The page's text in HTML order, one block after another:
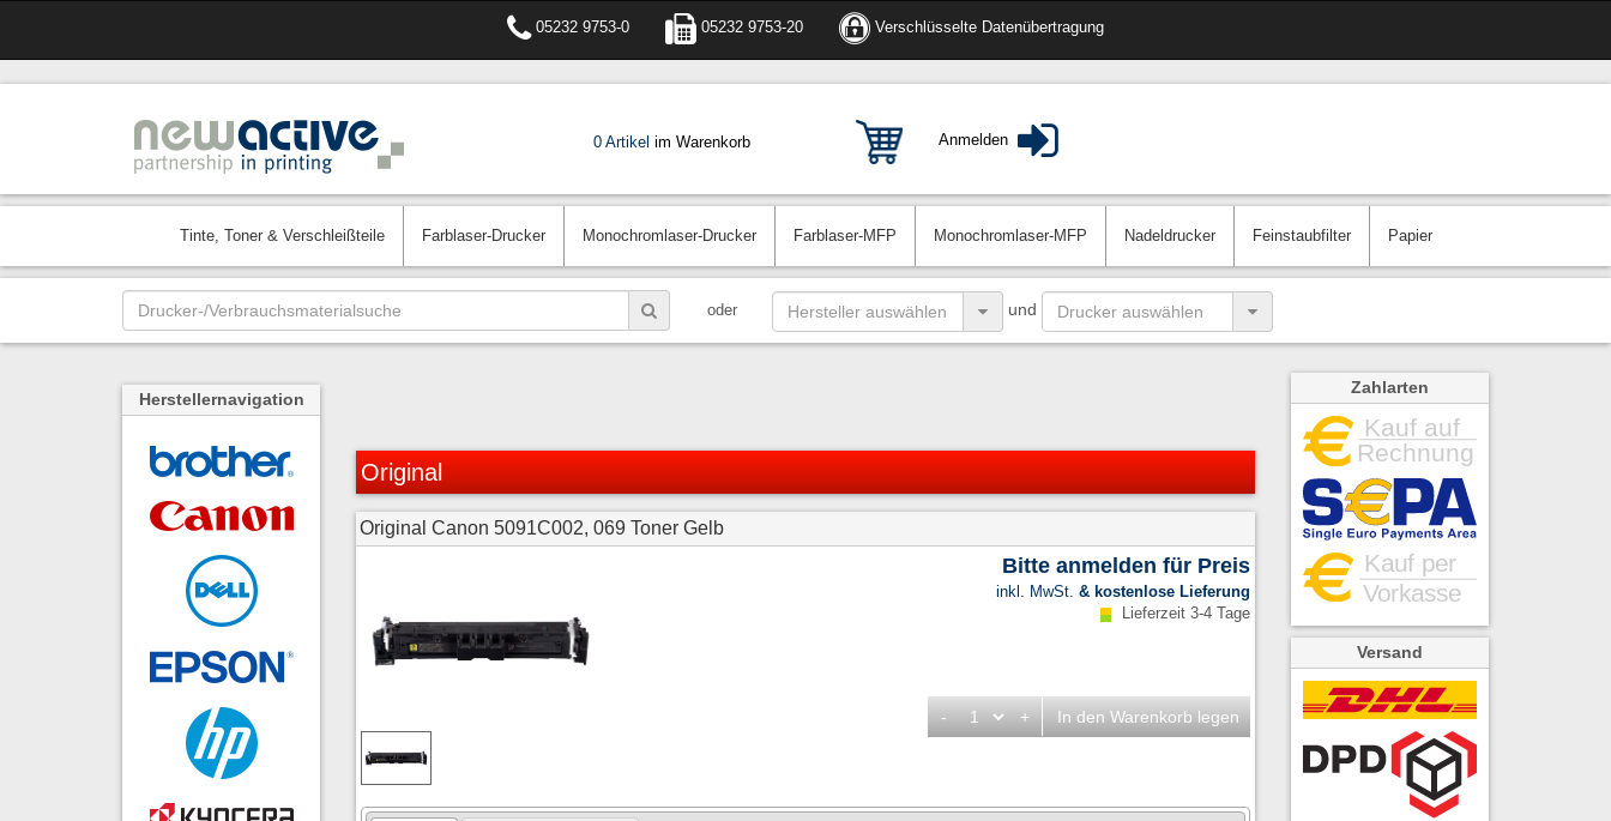
05232 9753-0 05232 9753-20 Verschlüsselte Datenübertragung
0 Artikel im Warenkorb Anmelden
Tinte, Toner & Verschleißteile Farblaser-Drucker Monochromlaser-Drucker Farblaser-MFP Monochromlaser-MFP Nadeldrucker Feinstaubfilter Papier
oder und
Original
Original Canon 5091C002, 069 Toner Gelb
Bitte anmelden für Preis
inkl. MwSt. & kostenlose Lieferung
Lieferzeit 3-4 Tage
- + In den Warenkorb legen
Herstellernavigation
Zahlarten
Versand